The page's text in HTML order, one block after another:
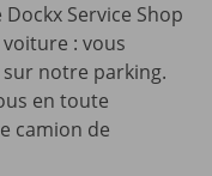
Service Shop
: vous
notre parking.
en toute
camion de